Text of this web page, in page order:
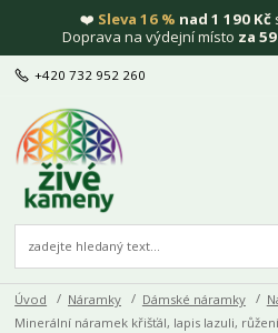
❤️ Sleva 16 % nad 1 190 Kč
Doprava na výdejní místo za
+420 732 952 260
Úvod Náramky Dámské náramky
Minerální náramek křišťál, lapis lazuli,